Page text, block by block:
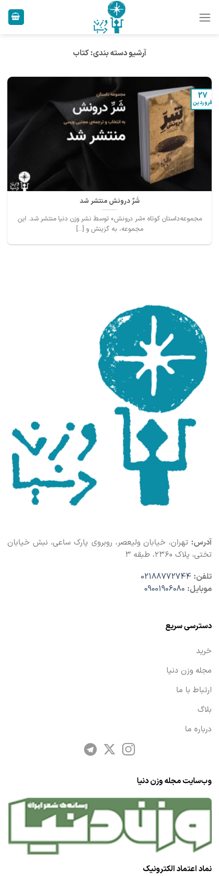
آرشیو دسته بندی:کتاب
شَرِّ درونش منتشر شد
مجموعه‌داستان کوتاه «شر درونش» توسط نشر وزن دنیا منتشر شد. این
مجموعه، به گزینش و [...]
27
فروردین
آدرس: تهران، خیابان ولیعصر، روبروی پارک ساعی، نبش خیابان
تختی، پلاک ۲۳۶۰، طبقه ۳
تلفن: 02188772744
موبایل: 09001906080
دسترسی سریع
خرید
مجله وزن دنیا
ارتباط با ما
بلاگ
درباره ما
وب‌سایت مجله وزن دنیا
نماد اعتماد الکترونیک